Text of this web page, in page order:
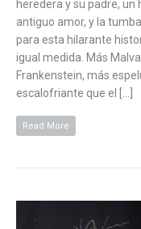
heredera y su padre, un
antiguo amor, y la
para esta hilarante
igual medida. Más
Frankenstein, más
escalofriante que el […]
Read More